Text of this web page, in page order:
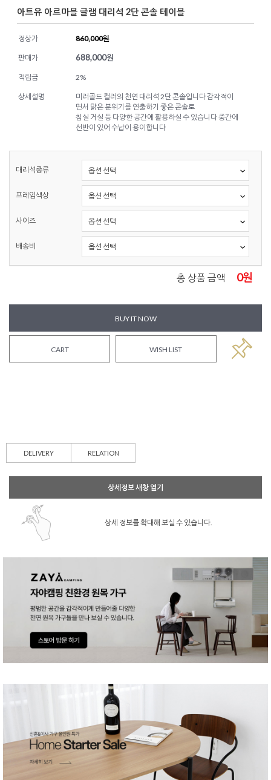
아트유 아르마블 글램 대리석 2단 콘솔 테이블
정상가 860,000원
판매가 688,000원
적립금 2%
상세설명
미러골드 컬러의 천연 대리석 2단 콘솔입니다 감각적이
면서 맑은 분위기를 연출하기 좋은 콘솔로
침실 거실 등 다양한 공간에 활용하실 수 있습니다 중간에
선반이 있어 수납이 용이합니다
대리석종류
프레임색상
사이즈
배송비
총 상품 금액 0원
BUY IT NOW
CART WISH LIST
DELIVERY RELATION
상세정보 새창 열기
상세 정보를 확대해 보실 수 있습니다.